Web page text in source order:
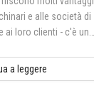
e alle società di
ai loro clienti - c'è un
a leggere